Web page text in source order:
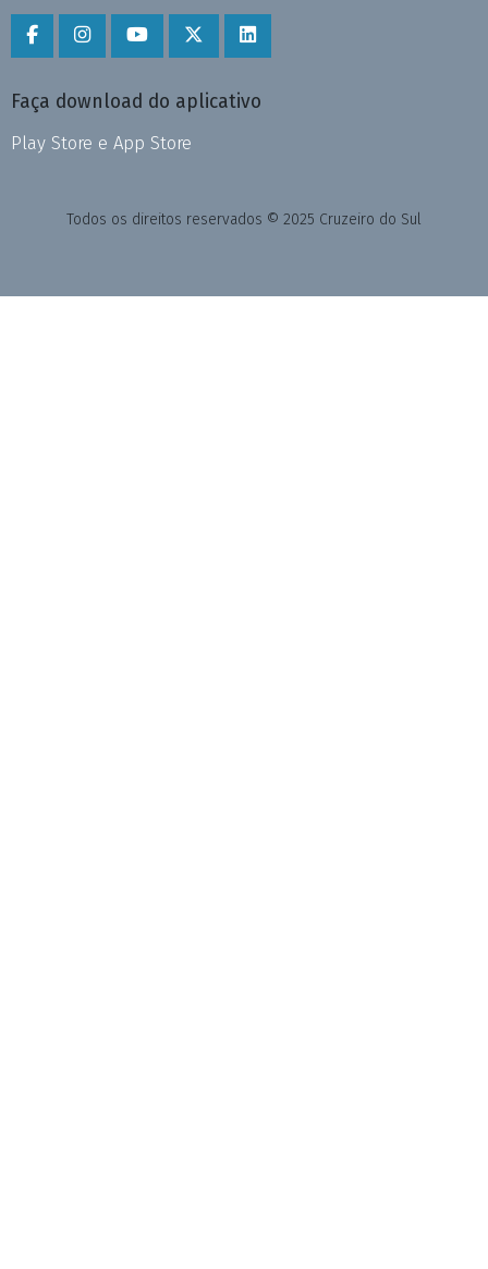
Faça download do aplicativo
Play Store e App Store
Todos os direitos reservados © 2025 Cruzeiro do Sul